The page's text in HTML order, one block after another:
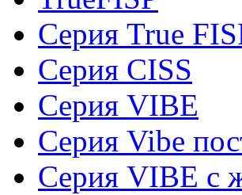
Серия True
Серия CISS
Серия VIBE
Серия Vibe
Серия VIBE с